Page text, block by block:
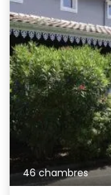
46 chambres